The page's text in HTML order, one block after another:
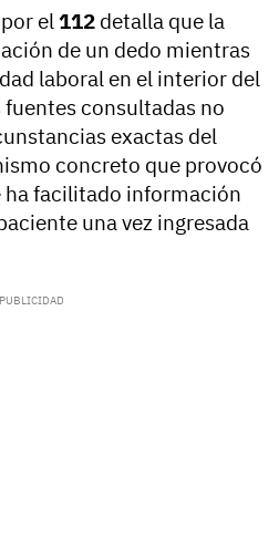
el 112 detalla que la
de un dedo mientras
laboral en el interior del
consultadas no
exactas del
concreto que provocó
ha facilitado información
una vez ingresada